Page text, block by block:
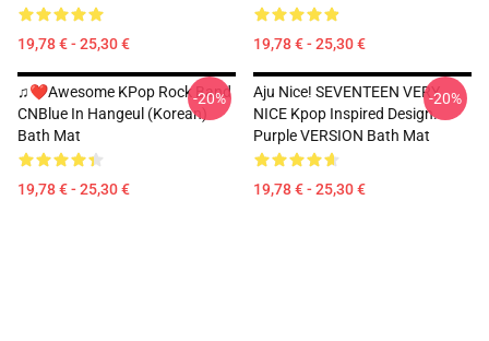
19,78 € - 25,30 € 19,78 € - 25,30 €
♫❤Awesome KPop Rock Band
CNBlue In Hangeul (Korean)
Bath Mat
19,78 € - 25,30 €
-20%
Aju Nice! SEVENTEEN VERY
NICE Kpop Inspired Design.
Purple VERSION Bath Mat
19,78 € - 25,30 €
-20%